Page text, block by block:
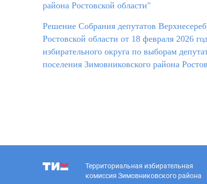
района Ростовской области"
Решение Собрания депутатов
Ростовской области от 18 февраля 2026
избирательного округа по выборам
поселения Зимовниковского района
Территориальная избирательная
комиссия Зимовниковского района